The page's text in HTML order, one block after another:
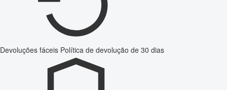
Devoluções fáceis Política de devolução de 30 dias